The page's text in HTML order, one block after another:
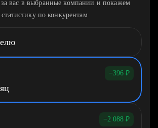
за вас в выбранные компании и покажем
статистику по конкурентам
−396 ₽
−2 088 ₽